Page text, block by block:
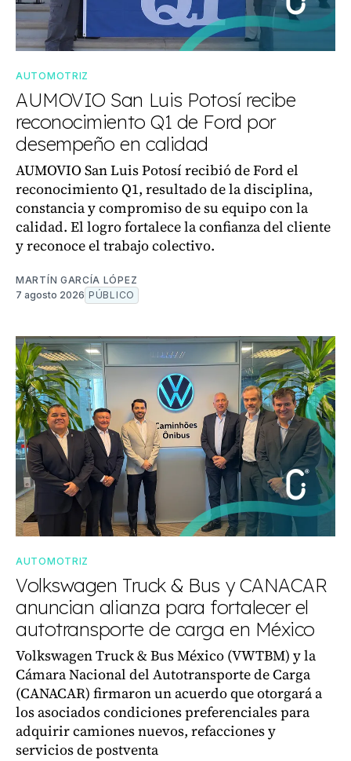
AUTOMOTRIZ
AUMOVIO San Luis Potosí recibe
reconocimiento Q1 de Ford por
desempeño en calidad
AUMOVIO San Luis Potosí recibió de Ford el
reconocimiento Q1, resultado de la disciplina,
constancia y compromiso de su equipo con la
calidad. El logro fortalece la confianza del cliente
y reconoce el trabajo colectivo.
MARTÍN GARCÍA LÓPEZ
7 agosto 2026 PÚBLICO
AUTOMOTRIZ
Volkswagen Truck & Bus y CANACAR
anuncian alianza para fortalecer el
autotransporte de carga en México
Volkswagen Truck & Bus México (VWTBM) y la
Cámara Nacional del Autotransporte de Carga
(CANACAR) firmaron un acuerdo que otorgará a
los asociados condiciones preferenciales para
adquirir camiones nuevos, refacciones y
servicios de postventa